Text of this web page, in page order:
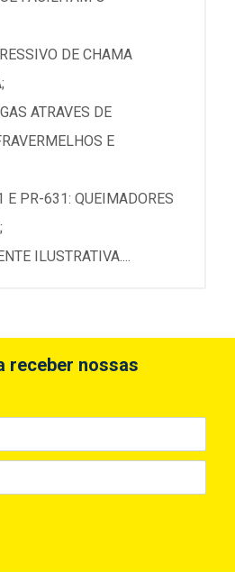
DE CHAMA
ATRAVES DE
E
E PR-631: QUEIMADORES
ILUSTRATIVA....
receber nossas